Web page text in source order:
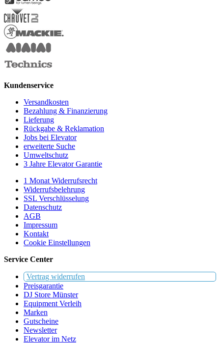
Kundenservice
Versandkosten
Bezahlung & Finanzierung
Lieferung
Rückgabe & Reklamation
Jobs bei Elevator
erweiterte Suche
Umweltschutz
3 Jahre Elevator Garantie
1 Monat Widerrufsrecht
Widerrufsbelehrung
SSL Verschlüsselung
Datenschutz
AGB
Impressum
Kontakt
Cookie Einstellungen
Service Center
Vertrag widerrufen
Preisgarantie
DJ Store Münster
Equipment Verleih
Marken
Gutscheine
Newsletter
Elevator im Netz